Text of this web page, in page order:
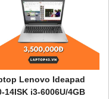
Lenovo Ideapad
14ISK i3-6006U/4GB